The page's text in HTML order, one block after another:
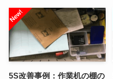
5S改善事例：作業机の棚の